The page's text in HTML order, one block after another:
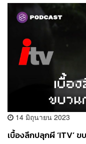
14 มิถุนายน 2023
เบื้องลึกปลุกผี ‘ITV’ ข